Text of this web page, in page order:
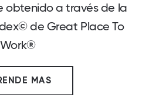
obtenido a través de la
de Great Place To
Work®
MAS